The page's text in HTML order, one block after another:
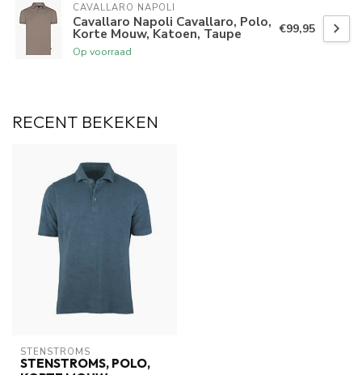
CAVALLARO NAPOLI
Cavallaro Napoli Cavallaro, Polo,
Korte Mouw, Katoen, Taupe
Op voorraad
€99,95
RECENT BEKEKEN
STENSTROMS
STENSTROMS, POLO,